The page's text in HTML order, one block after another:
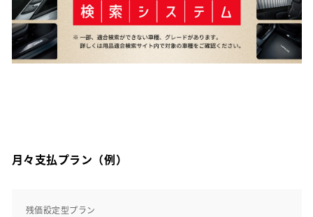
月々支払プラン（例）
残価設定型プラン